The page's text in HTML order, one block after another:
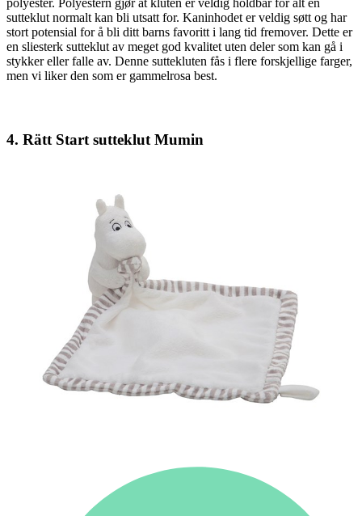
polyester. Polyestern gjør at kluten er veldig holdbar for alt en
sutteklut normalt kan bli utsatt for. Kaninhodet er veldig søtt og har
stort potensial for å bli ditt barns favoritt i lang tid fremover. Dette er
en sliesterk sutteklut av meget god kvalitet uten deler som kan gå i
stykker eller falle av. Denne suttekluten fås i flere forskjellige farger,
men vi liker den som er gammelrosa best.
4. Rätt Start sutteklut Mumin